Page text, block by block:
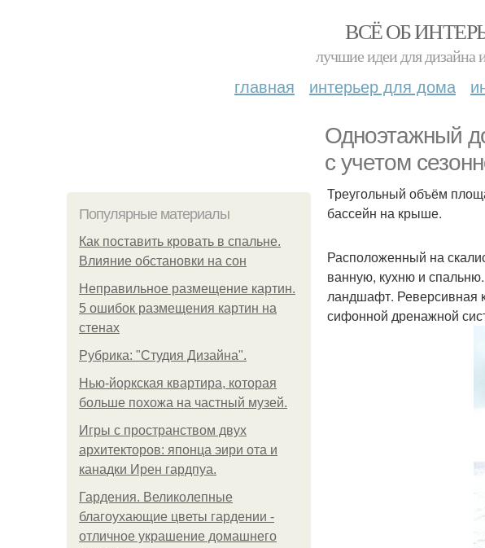
ВСЁ ОБ
лучшие идеи для дизайна
главная интерьер для дома
Одноэтажный
с учетом
Популярные материалы
Как поставить кровать в спальне.
Влияние обстановки на сон
Неправильное размещение картин.
5 ошибок размещения картин на
стенах
Рубрика: "Студия Дизайна".
Нью-йоркская квартира, которая
больше похожа на частный музей.
Игры с пространством двух
архитекторов: японца эири ота и
канадки Ирен гардпуа.
Гардения. Великолепные
благоухающие цветы гардении -
отличное украшение домашнего
Треугольный объём
бассейн на крыше.
Расположенный на
ванную, кухню и
ландшафт. Реверсивная
сифонной дренажной